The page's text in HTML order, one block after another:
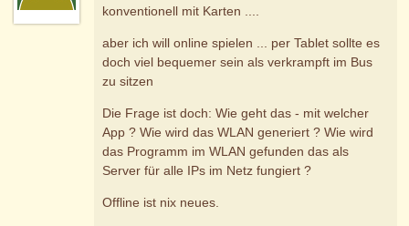
konventionell mit Karten ....
aber ich will online spielen ... per Tablet sollte es
doch viel bequemer sein als verkrampft im Bus
zu sitzen
Die Frage ist doch: Wie geht das - mit welcher
App ? Wie wird das WLAN generiert ? Wie wird
das Programm im WLAN gefunden das als
Server für alle IPs im Netz fungiert ?
Offline ist nix neues.